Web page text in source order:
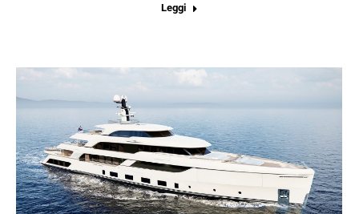
Leggi